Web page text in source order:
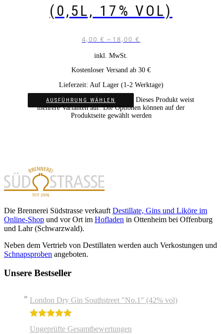
(0,5L, 17% VOL)
4,00 € – 18,00 €
inkl. MwSt.
Kostenloser Versand ab 30 €
Lieferzeit: Auf Lager (1-2 Werktage)
AUSFÜHRUNG WÄHLEN
Dieses Produkt weist
mehrere Varianten auf. Die Optionen können auf der
Produktseite gewählt werden
Die Brennerei Südstrasse verkauft Destillate, Gins und Liköre im
Online-Shop und vor Ort im Hofladen in Ottenheim bei Offenburg
und Lahr (Schwarzwald).
Neben dem Vertrieb von Destillaten werden auch Verkostungen und
Schnapsproben angeboten.
Unsere Bestseller
London Dry Gin Southstreet "No.1" (42% vol)
Bewertet mit
Ungeprüfte Gesamtbewertungen